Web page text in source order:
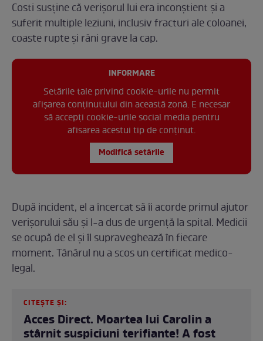
Costi susține că verișorul lui era inconștient și a
suferit multiple leziuni, inclusiv fracturi ale coloanei,
coaste rupte și răni grave la cap.
INFORMARE
Setările tale privind cookie-urile nu permit
afișarea conținutului din această zonă. E necesar
să accepți cookie-urile social media pentru
afisarea acestui tip de conținut.
Modifică setările
După incident, el a încercat să îi acorde primul ajutor
verișorului său și l-a dus de urgență la spital. Medicii
se ocupă de el și îl supraveghează în fiecare
moment. Tânărul nu a scos un certificat medico-
legal.
CITEȘTE ȘI:
Acces Direct. Moartea lui Carolin a
stârnit suspiciuni terifiante! A fost